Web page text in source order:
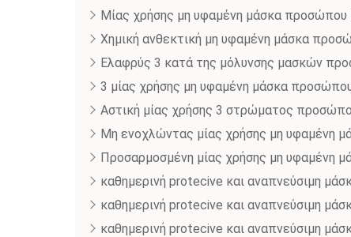
Μίας χρήσης μη υφαμένη μάσκα προσώπου
Χημική ανθεκτική μη υφαμένη μάσκα
Ελαφρύς 3 κατά της μόλυνσης μασκών
3 μίας χρήσης μη υφαμένη μάσκα
Αστική μίας χρήσης 3 στρώματος
Μη ενοχλώντας μίας χρήσης μη υφαμένη
Προσαρμοσμένη μίας χρήσης μη υφαμένη
καθημερινή protecive και αναπνεύσιμη
καθημερινή protecive και αναπνεύσιμη
καθημερινή protecive και αναπνεύσιμη